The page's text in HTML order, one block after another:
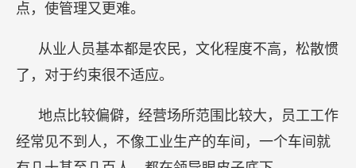
点，使管理又更难。
从业人员基本都是农民，文化程度不高，松散惯
了，对于约束很不适应。
地点比较偏僻，经营场所范围比较大，员工工作
经常见不到人，不像工业生产的车间，一个车间就